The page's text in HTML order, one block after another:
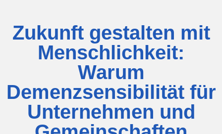
Zukunft gestalten mit
Menschlichkeit:
Warum
Demenzsensibilität für
Unternehmen und